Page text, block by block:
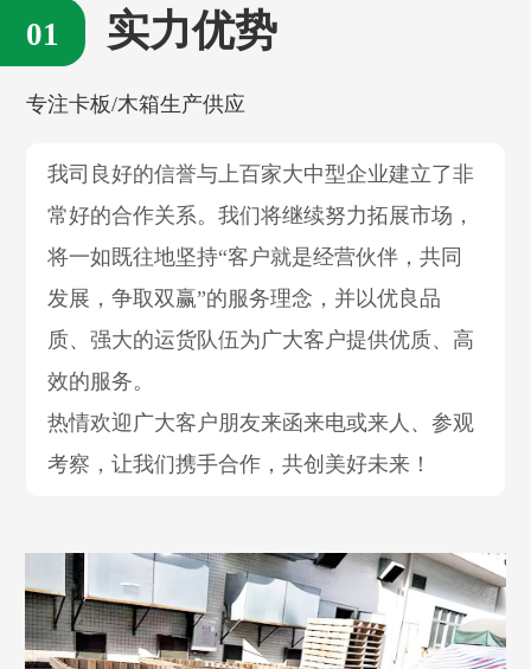
实力优势
专注卡板/木箱生产供应
我司良好的信誉与上百家大中型企业建立了非
常好的合作关系。我们将继续努力拓展市场，
将一如既往地坚持“客户就是经营伙伴，共同
发展，争取双赢”的服务理念，并以优良品
质、强大的运货队伍为广大客户提供优质、高
效的服务。
热情欢迎广大客户朋友来函来电或来人、参观
考察，让我们携手合作，共创美好未来！